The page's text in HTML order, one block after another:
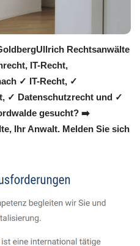
Rechtsanwälte
IT-Recht,
✓ IT-Recht, ✓
✓ Datenschutzrecht und ✓
gesucht? ➡️
Ihr Anwalt. Melden Sie sich